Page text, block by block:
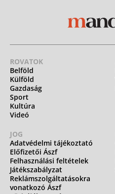
ROVATOK
Belföld
Külföld
Gazdaság
Sport
Kultúra
Videó
JOG
Adatvédelmi tájékoztató
Előfizetői Ászf
Felhasználási feltételek
Játékszabályzat
Reklámszolgáltatásokra
vonatkozó Ászf